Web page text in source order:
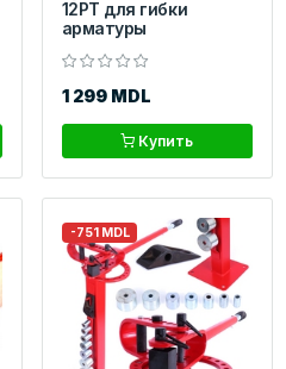
12PT для гибки
арматуры
1 299 MDL
Купить
-751 MDL